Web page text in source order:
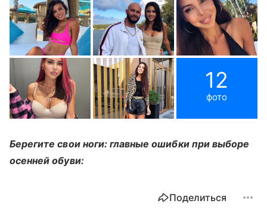
12
фото
Берегите свои ноги: главные ошибки при выборе
осенней обуви:
Поделиться